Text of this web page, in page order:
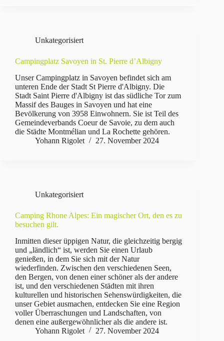
Unkategorisiert
Campingplatz Savoyen in St. Pierre d’Albigny
Unser Campingplatz in Savoyen befindet sich am
unteren Ende der Stadt St Pierre d'Albigny. Die
Stadt Saint Pierre d'Albigny ist das südliche Tor zum
Massif des Bauges in Savoyen und hat eine
Bevölkerung von 3958 Einwohnern. Sie ist Teil des
Gemeindeverbands Coeur de Savoie, zu dem auch
die Städte Montmélian und La Rochette gehören.
Yohann Rigolet
27. November 2024
Unkategorisiert
Camping Rhone Alpes: Ein magischer Ort, den es zu
besuchen gilt.
Inmitten dieser üppigen Natur, die gleichzeitig bergig
und „ländlich“ ist, werden Sie einen Urlaub
genießen, in dem Sie sich mit der Natur
wiederfinden. Zwischen den verschiedenen Seen,
den Bergen, von denen einer schöner als der andere
ist, und den verschiedenen Städten mit ihren
kulturellen und historischen Sehenswürdigkeiten, die
unser Gebiet ausmachen, entdecken Sie eine Region
voller Überraschungen und Landschaften, von
denen eine außergewöhnlicher als die andere ist.
Yohann Rigolet
27. November 2024